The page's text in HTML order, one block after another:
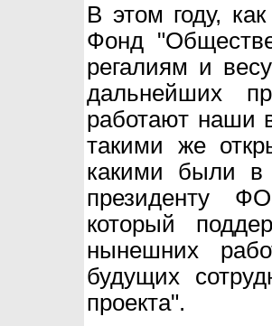
В этом году,
Фонд
регалиям и
дальнейших
работают наши
такими же
какими были в
президенту
который
нынешних
будущих
проекта".